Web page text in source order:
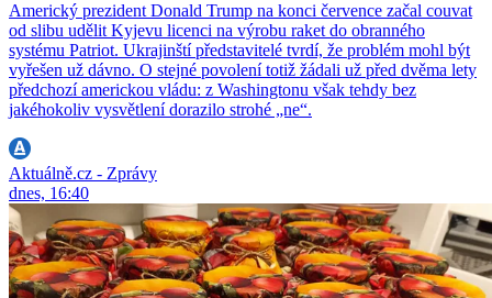
Americký prezident Donald Trump na konci července začal couvat
od slibu udělit Kyjevu licenci na výrobu raket do obranného
systému Patriot. Ukrajinští představitelé tvrdí, že problém mohl být
vyřešen už dávno. O stejné povolení totiž žádali už před dvěma lety
předchozí americkou vládu: z Washingtonu však tehdy bez
jakéhokoliv vysvětlení dorazilo strohé „ne“.
Aktuálně.cz - Zprávy
dnes, 16:40